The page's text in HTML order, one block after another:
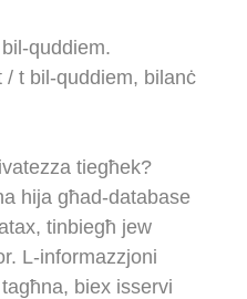
quddiem.
/ t bil-quddiem, bilanċ
tiegħek?
hija għad-database
tinbiegħ jew
L-informazzjoni
biex isservi